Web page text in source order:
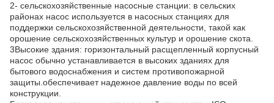
2- сельскохозяйственные насосные станции: в сельских
районах насос используется в насосных станциях для
поддержки сельскохозяйственной деятельности, такой как
орошение сельскохозяйственных культур и орошение скота.
3Высокие здания: горизонтальный расщепленный корпусный
насос обычно устанавливается в высоких зданиях для
бытового водоснабжения и систем противопожарной
защиты.обеспечивает надежное давление воды по всей
конструкции.